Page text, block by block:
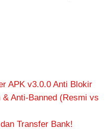
APK v3.0.0 Anti Blokir
Anti-Banned (Resmi vs
Transfer Bank!